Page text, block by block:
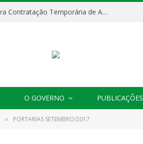
Processo Seletivo nº 001/2025 para Contratação Temporária de Agentes Comunitários de Saúde (ACS)
O GOVERNO PUBLICAÇÕES
» PORTARIAS SETEMBRO/2017